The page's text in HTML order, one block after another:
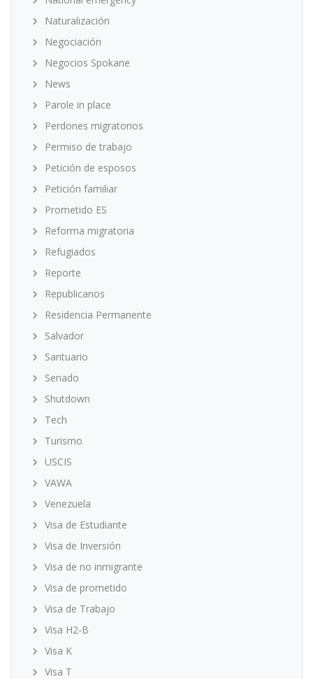
Naturalización
Negociación
Negocios Spokane
News
Parole in place
Perdones migratorios
Permiso de trabajo
Petición de esposos
Petición familiar
Prometido ES
Reforma migratoria
Refugiados
Reporte
Republicanos
Residencia Permanente
Salvador
Santuario
Senado
Shutdown
Tech
Turismo
USCIS
VAWA
Venezuela
Visa de Estudiante
Visa de Inversión
Visa de no inmigrante
Visa de prometido
Visa de Trabajo
Visa H2-B
Visa K
Visa T